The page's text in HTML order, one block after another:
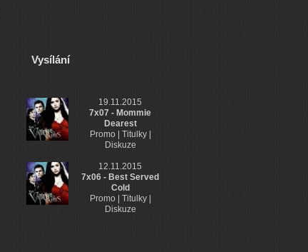
Vysílání
19.11.2015
7x07 - Mommie
Dearest
Promo | Titulky |
Diskuze
12.11.2015
7x06 - Best Served
Cold
Promo | Titulky |
Diskuze